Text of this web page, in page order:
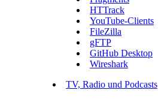
HTTrack
YouTube-Clients
FileZilla
gFTP
GitHub Desktop
Wireshark
TV, Radio und Podcasts